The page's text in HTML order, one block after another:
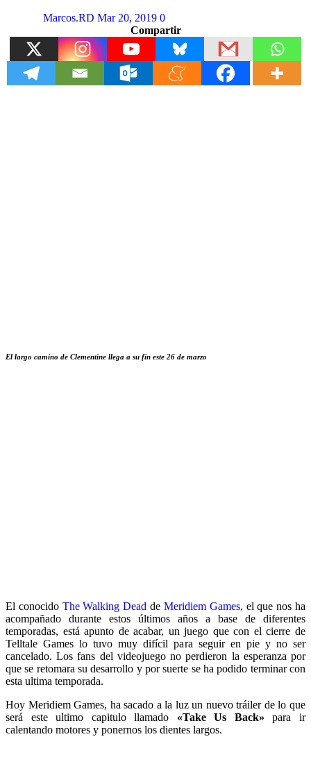
Marcos.RD Mar 20, 2019 0
Compartir
El largo camino de Clementine llega a su fin este 26 de marzo
El conocido The Walking Dead de Meridiem Games, el que nos ha
acompañado durante estos últimos años a base de diferentes
temporadas, está apunto de acabar, un juego que con el cierre de
Telltale Games lo tuvo muy difícil para seguir en pie y no ser
cancelado. Los fans del videojuego no perdieron la esperanza por
que se retomara su desarrollo y por suerte se ha podido terminar con
esta ultima temporada.
Hoy Meridiem Games, ha sacado a la luz un nuevo tráiler de lo que
será este ultimo capitulo llamado «Take Us Back» para ir
calentando motores y ponernos los dientes largos.